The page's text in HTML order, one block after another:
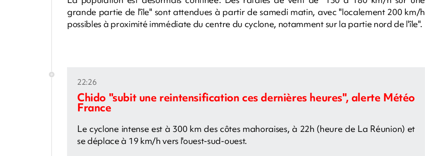
grande partie de l'île" sont attendues à partir de samedi matin, avec "localement 200 km/h
possibles à proximité immédiate du centre du cyclone, notamment sur la partie nord de l'île".
22:26
Chido "subit une reintensification ces dernières heures", alerte Météo
France
Le cyclone intense est à 300 km des côtes mahoraises, à 22h (heure de La Réunion) et
se déplace à 19 km/h vers l'ouest-sud-ouest.